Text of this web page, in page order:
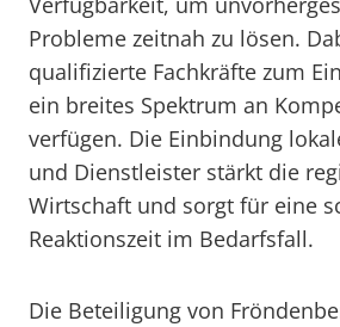
Probleme zeitnah zu lösen.
qualifizierte Fachkräfte zum
ein breites Spektrum an
verfügen. Die Einbindung
und Dienstleister stärkt die
Wirtschaft und sorgt für eine
Reaktionszeit im Bedarfsfall.
Die Beteiligung von